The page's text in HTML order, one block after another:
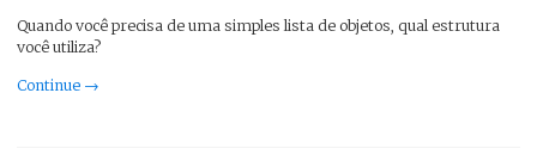
Quando você precisa de uma simples lista de objetos, qual estrutura
você utiliza?
Continue →